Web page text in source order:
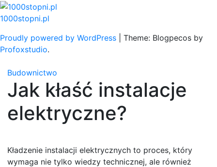
Skip
to
1000stopni.pl
Proudly powered by WordPress
Theme: Blogpecos by
Profoxstudio.
Budownictwo
Jak kłaść instalacje
elektryczne?
Kładzenie instalacji elektrycznych to proces, który
wymaga nie tylko wiedzy technicznej, ale również